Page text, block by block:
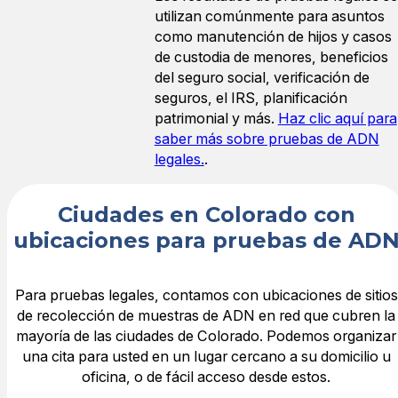
utilizan comúnmente para asuntos
como manutención de hijos y casos
de custodia de menores, beneficios
del seguro social, verificación de
seguros, el IRS, planificación
patrimonial y más. Haz clic aquí para
saber más sobre pruebas de ADN
legales..
Ciudades en Colorado con
ubicaciones para pruebas de
Para pruebas legales, contamos con ubicaciones de sitios
de recolección de muestras de ADN en red que cubren la
mayoría de las ciudades de Colorado. Podemos organizar
una cita para usted en un lugar cercano a su domicilio u
oficina, o de fácil acceso desde estos.